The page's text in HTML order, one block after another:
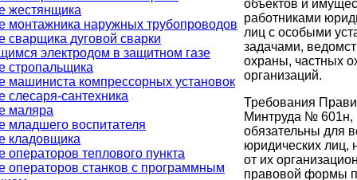
жестянщика
монтажника наружных трубопроводов
сварщика дуговой сварки
электродом в защитном газе
стропальщика
машиниста компрессорных установок
слесаря-сантехника
маляра
младшего воспитателя
кладовщика
операторов теплового пункта
операторов станков с программным
объектов и
работниками
лиц с особыми
задачами,
охраны, частных
организаций.
Требования
Минтруда № 601н,
обязательны для
юридических лиц,
от их
правовой формы